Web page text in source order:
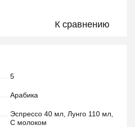
К сравнению
5
Арабика
Эспрессо 40 мл, Лунго 110 мл,
С молоком